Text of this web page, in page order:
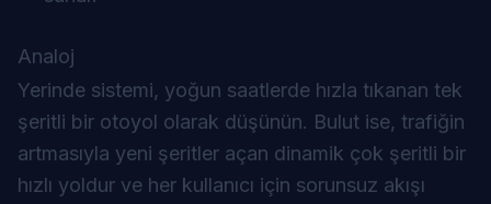
Analoj
Yerinde sistemi, yoğun saatlerde hızla tıkanan tek
şeritli bir otoyol olarak düşünün. Bulut ise, trafiğin
artmasıyla yeni şeritler açan dinamik çok şeritli bir
hızlı yoldur ve her kullanıcı için sorunsuz akışı